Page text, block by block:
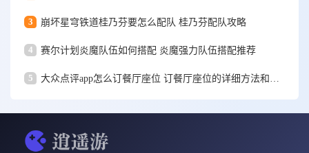
3 崩坏星穹铁道桂乃芬要怎么配队 桂乃芬配队攻略
4 赛尔计划炎魔队伍如何搭配 炎魔强力队伍搭配推荐
5